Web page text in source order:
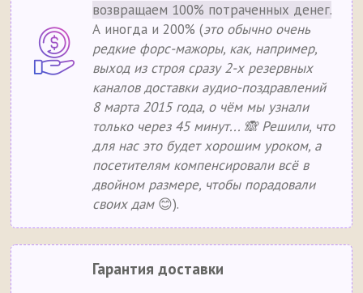
возвращаем 100% потраченных денег.
А иногда и 200% (это обычно очень
редкие форс-мажоры, как, например,
выход из строя сразу 2-х резервных
каналов доставки аудио-поздравлений
8 марта 2015 года, о чём мы узнали
только через 45 минут... 🙈 Решили, что
для нас это будет хорошим уроком, а
посетителям компенсировали всё в
двойном размере, чтобы порадовали
своих дам😊).
Гарантия доставки